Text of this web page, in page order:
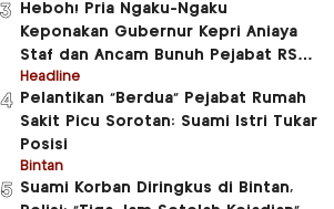
Heboh! Pria Ngaku-Ngaku
Keponakan Gubernur Kepri Aniaya
Staf dan Ancam Bunuh Pejabat RSUD
RAT
Headline
Pelantikan “Berdua” Pejabat Rumah
Sakit Picu Sorotan: Suami Istri Tukar
Posisi
Bintan
Suami Korban Diringkus di Bintan,